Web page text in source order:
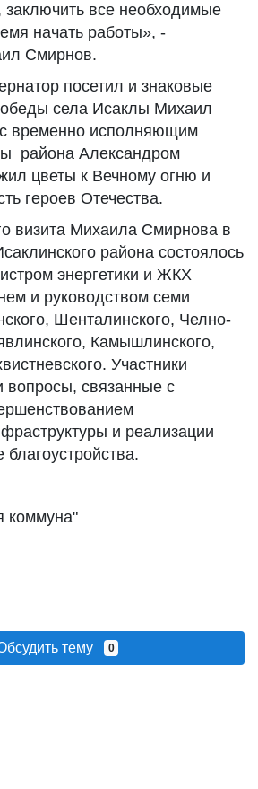
заключить все необходимые
начать работы», -
Смирнов.
посетил и знаковые
села Исаклы Михаил
временно исполняющим
района Александром
цветы к Вечному огню и
героев Отечества.
визита Михаила Смирнова в
района состоялось
энергетики и ЖКХ
и руководством семи
Шенталинского, Челно-
Камышлинского,
Участники
вопросы, связанные с
и реализации
коммуна"
тему 0